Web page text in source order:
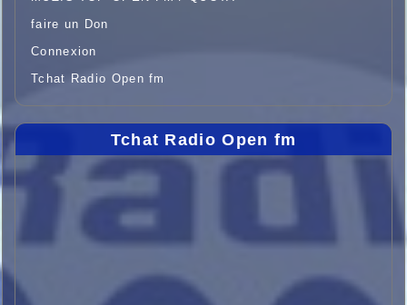
faire un Don
Connexion
Tchat Radio Open fm
Tchat Radio Open fm